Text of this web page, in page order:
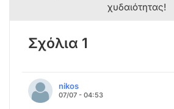
χυδαιότητας!
Σχόλια 1
nikos
07/07 - 04:53